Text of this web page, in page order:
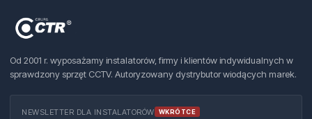
Od 2001 r. wyposażamy instalatorów, firmy i klientów indywidualnych w
sprawdzony sprzęt CCTV. Autoryzowany dystrybutor wiodących marek.
NEWSLETTER DLA INSTALATORÓW WKRÓTCE